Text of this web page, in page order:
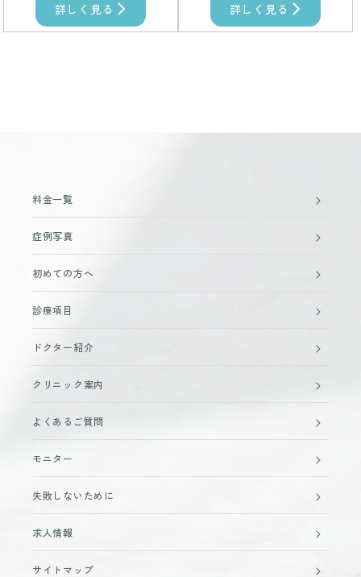
詳しく見る 詳しく見る
料金一覧
症例写真
初めての方へ
診療項目
ドクター紹介
クリニック案内
よくあるご質問
モニター
失敗しないために
求人情報
サイトマップ